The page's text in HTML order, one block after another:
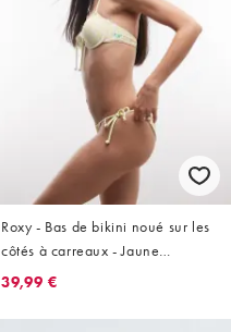
Roxy - Bas de bikini noué sur les
côtés à carreaux - Jaune
multicolore
39,99 €